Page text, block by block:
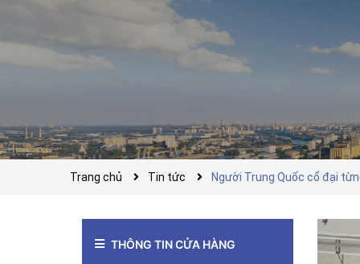
Trang chủ Tin tức Người Trung Quốc cổ đại
THÔNG TIN CỬA HÀNG